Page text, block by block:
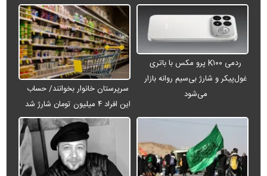
ردمی K۱۰۰ پرو مکس با باتری
غول‌پیکر و شارژ بی‌سیم روانه بازار
می‌شود
سرپرستان خانوار بخوانند/ حساب
این افراد ۴ میلیون تومان شارژ شد